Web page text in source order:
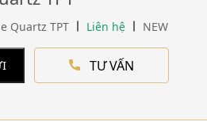
Quartz TPT Liên hệ NEW
TƯ VẤN